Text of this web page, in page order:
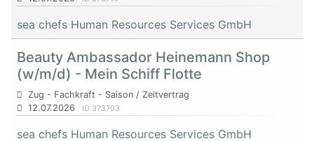
sea chefs Human Resources Services GmbH
Beauty Ambassador Heinemann Shop
(w/m/d) - Mein Schiff Flotte
Zug - Fachkraft - Saison / Zeitvertrag
12.07.2026
ID 373703
sea chefs Human Resources Services GmbH